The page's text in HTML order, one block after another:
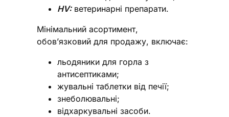
HV:ветеринарні препарати.
Мінімальний асортимент,
обов’язковий для продажу, включає:
льодяники для горла з
антисептиками;
жувальні таблетки від печії;
знеболювальні;
відхаркувальні засоби.